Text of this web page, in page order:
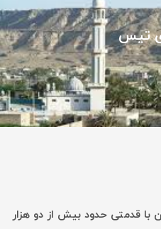
تیس
با قدمتی حدود بیش از دو هزار